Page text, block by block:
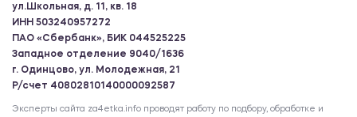
ул.Школьная, д. 11, кв. 18
ИНН 503240957272
ПАО «Сбербанк», БИК 044525225
Западное отделение 9040/1636
г. Одинцово, ул. Молодежная, 21
Р/счет 40802810140000092587
Эксперты сайта za4etka.info проводят работу по подбору, обработке и